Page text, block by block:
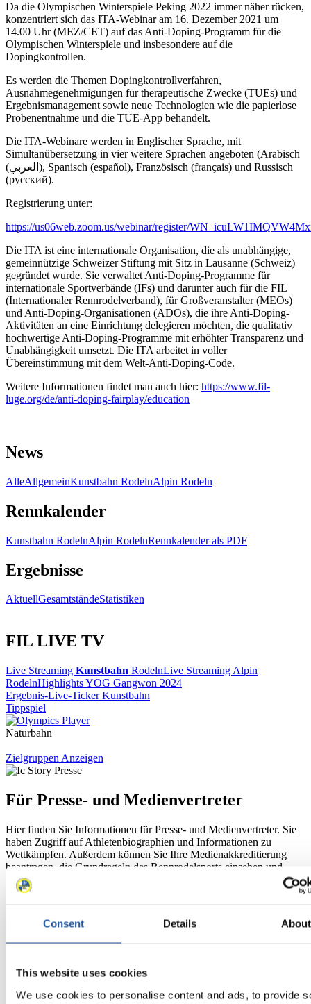
Consent Details About
This website uses cookies
We use cookies to personalise content and ads, to provide
Da die Olympischen Winterspiele Peking 2022 immer näher rücken,
konzentriert sich das ITA-Webinar am 16. Dezember 2021 um
14.00 Uhr (MEZ/CET) auf das Anti-Doping-Programm für die
Olympischen Winterspiele und insbesondere auf die
Dopingkontrollen.
Es werden die Themen Dopingkontrollverfahren,
Ausnahmegenehmigungen für therapeutische Zwecke (TUEs) und
Ergebnismanagement sowie neue Technologien wie die papierlose
Probenentnahme und die TUE-App behandelt.
Die ITA-Webinare werden in Englischer Sprache, mit
Simultanübersetzung in vier weitere Sprachen angeboten (Arabisch
(العربي), Spanisch (español), Französisch (français) und Russisch
(русский).
Registrierung unter:
https://us06web.zoom.us/webinar/register/
Die ITA ist eine internationale Organisation, die als unabhängige,
gemeinnützige Schweizer Stiftung mit Sitz in Lausanne (Schweiz)
gegründet wurde. Sie verwaltet Anti-Doping-Programme für
internationale Sportverbände (IFs) und darunter auch für die FIL
(Internationaler Rennrodelverband), für Großveranstalter (MEOs)
und Anti-Doping-Organisationen (ADOs), die ihre Anti-Doping-
Aktivitäten an eine Einrichtung delegieren möchten, die qualitativ
hochwertige Anti-Doping-Programme mit erhöhter Transparenz und
Unabhängigkeit umsetzt. Die ITA arbeitet in voller
Übereinstimmung mit dem Welt-Anti-Doping-Code.
Weitere Informationen findet man auch hier: https://www.fil-
luge.org/de/anti-doping-fairplay/education
News
AlleAllgemeinKunstbahn RodelnAlpin Rodeln
Rennkalender
Kunstbahn RodelnAlpin RodelnRennkalender als PDF
Ergebnisse
AktuellGesamtständeStatistiken
FIL LIVE TV
Live Streaming Kunstbahn RodelnLive Streaming Alpin
RodelnHighlights YOG Gangwon 2024
Ergebnis-Live-Ticker Kunstbahn
Tippspiel
Naturbahn
Zielgruppen Anzeigen
Für Presse- und Medienvertreter
Hier finden Sie Informationen für Presse- und Medienvertreter. Sie
haben Zugriff auf Athletenbiographien und Informationen zu
Wettkämpfen. Außerdem können Sie Ihre Medienakkreditierung
beantragen, die Grundregeln des Rennrodelsports einsehen und
allgemeine Neuigkeiten einholen.
aktuelle Regelwerk sowie Richtlinien zu Wettkämpfen, Anti-Doping